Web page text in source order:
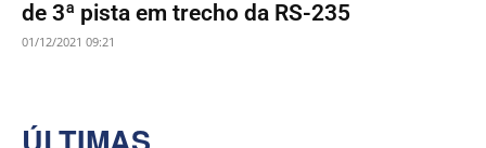
de 3ª pista em trecho da RS-235
01/12/2021 09:21